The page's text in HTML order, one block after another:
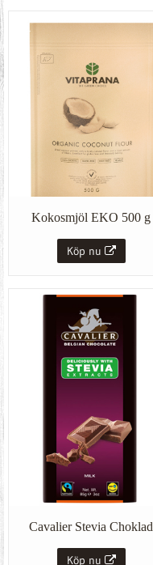
Kokosmjöl EKO 500 g
Köp nu
Cavalier Stevia Choklad
Köp nu